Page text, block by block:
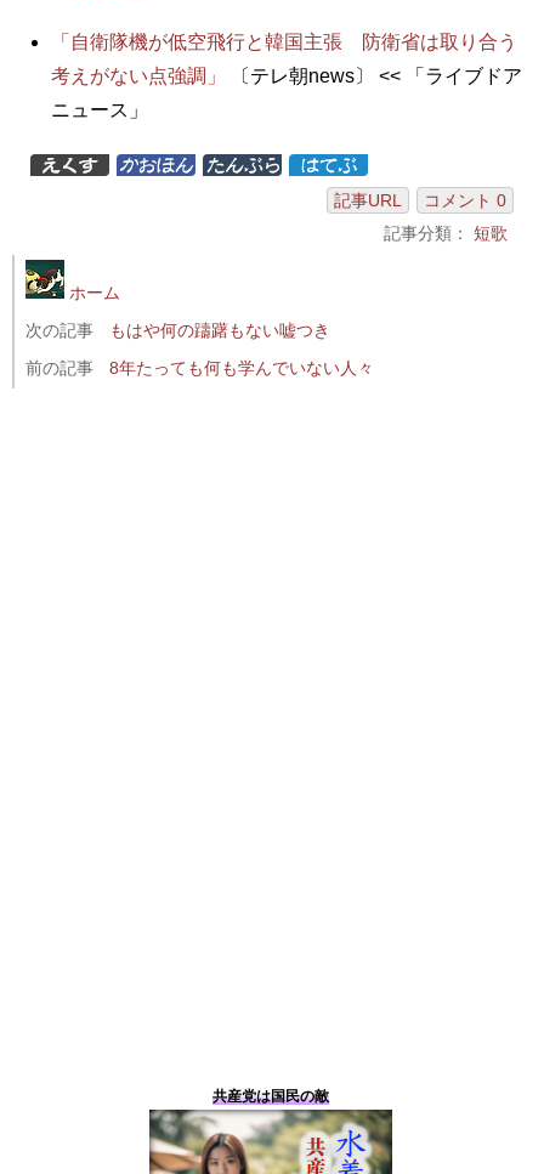
「自衛隊機が低空飛行と韓国主張 防衛省は取り合う
考えがない点強調」
〔テレ朝news〕 << 「ライブドア
ニュース」
記事URL
コメント 0
記事分類： 短歌
ホーム
次の記事
もはや何の躊躇もない嘘つき
前の記事
8年たっても何も学んでいない人々
共産党は国民の敵